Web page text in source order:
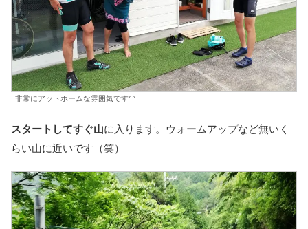
非常にアットホームな雰囲気です^^
スタートしてすぐ山に入ります。ウォームアップなど無いく
らい山に近いです（笑）